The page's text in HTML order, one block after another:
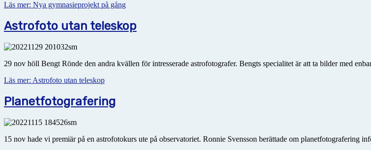
Läs mer: Nya gymnasieprojekt på gång
Astrofoto utan teleskop
29 nov höll Bengt Rönde den andra kvällen för intresserade astrofotografer. Bengts specialitet är att ta bilder med
Läs mer: Astrofoto utan teleskop
Planetfotografering
15 nov hade vi premiär på en astrofotokurs ute på observatoriet. Ronnie Svensson berättade om planetfotografering